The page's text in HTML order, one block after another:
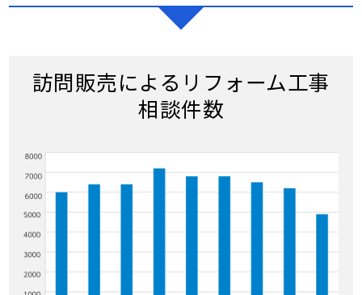
訪問販売によるリフォーム工事
相談件数